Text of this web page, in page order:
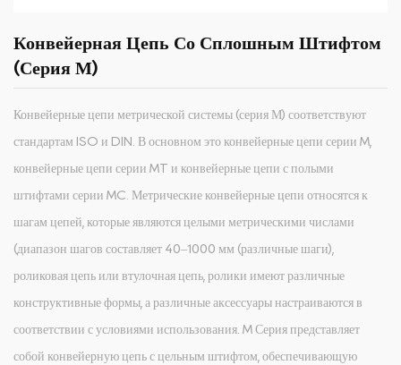
Конвейерная Цепь Со Сплошным Штифтом
(серия М)
Конвейерные цепи метрической системы (серия М) соответствуют
стандартам ISO и DIN. В основном это конвейерные цепи серии M,
конвейерные цепи серии MT и конвейерные цепи с полыми
штифтами серии MC. Метрические конвейерные цепи относятся к
шагам цепей, которые являются целыми метрическими числами
(диапазон шагов составляет 40–1000 мм (различные шаги),
роликовая цепь или втулочная цепь, ролики имеют различные
конструктивные формы, а различные аксессуары настраиваются в
соответствии с условиями использования. M Серия представляет
собой конвейерную цепь с цельным штифтом, обеспечивающую